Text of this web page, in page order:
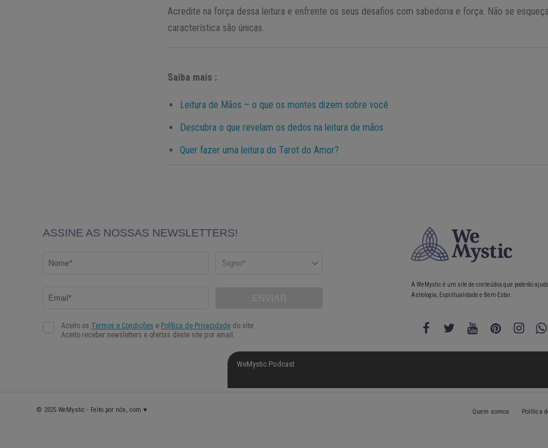
Acredite na força dessa leitura e enfrente os seus desafios com sabedoria e força. Não se
característica são únicas.
Saiba mais :
Leitura de Mãos – o que os montes dizem sobre você
Descubra o que revelam os dedos na leitura de mãos
Quer fazer uma leitura do Tarot do Amor?
A WeMystic é um site de conteúdos que poderão
Astrologia, Espiritualidade e Bem-Estar.
WeMystic Podcast
Quem somos Política
© 2025 WeMystic - Feito por nós, com ♥